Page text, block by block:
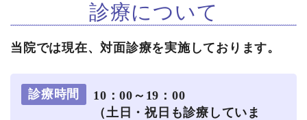
診療について
当院では現在、対面診療を実施しております。
診療時間
10：00～19：00
（土日・祝日も診療していま